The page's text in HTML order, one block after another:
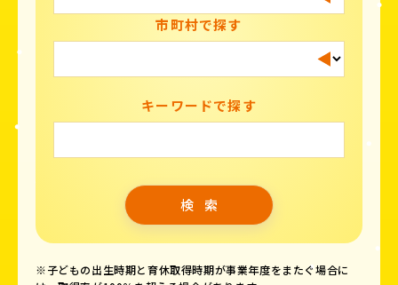
市町村で探す
キーワードで探す
※子どもの出生時期と育休取得時期が事業年度をまたぐ場合に